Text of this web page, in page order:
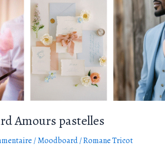
Amours pastelles
/Moodboard/Romane Tricot